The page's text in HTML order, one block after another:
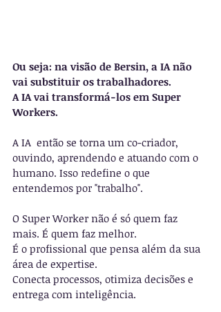
Ou seja: na visão de Bersin, a IA não
vai substituir os trabalhadores.
A IA vai transformá-los em Super
Workers.
A IA  então se torna um co-criador,
ouvindo, aprendendo e atuando com o
humano. Isso redefine o que
entendemos por "trabalho".
O Super Worker não é só quem faz
mais. É quem faz melhor.
É o profissional que pensa além da sua
área de expertise.
Conecta processos, otimiza decisões e
entrega com inteligência.